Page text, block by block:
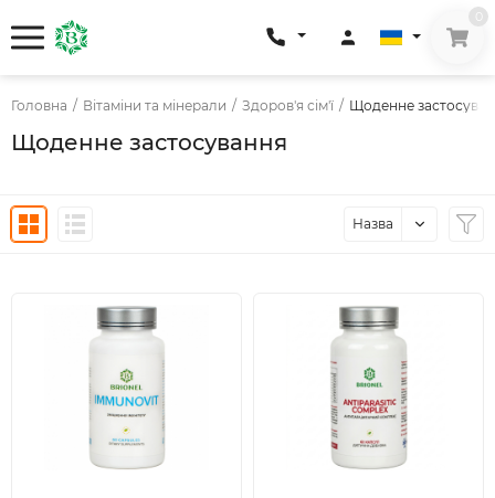
Головна / Вітаміни та мінерали / Здоров'я сім'ї / Щоденне
Щоденне застосування
Назва